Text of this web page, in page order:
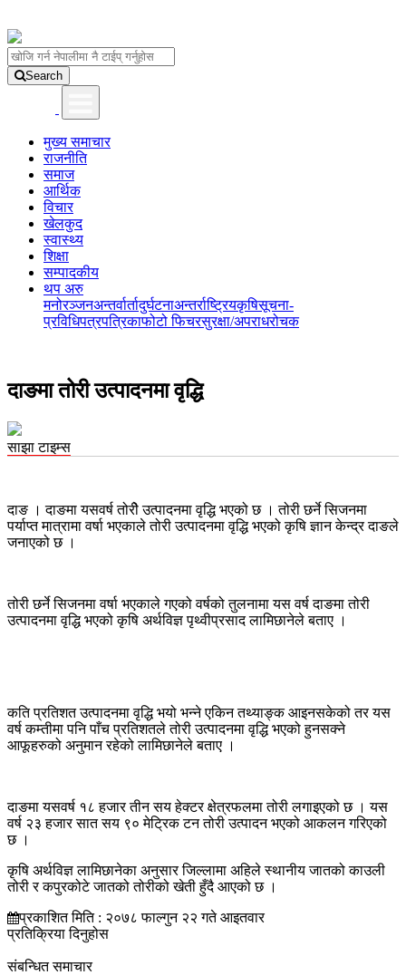
Search
मुख्य समाचार
राजनीति
समाज
आर्थिक
विचार
खेलकुद
स्वास्थ्य
शिक्षा
सम्पादकीय
थप अरु
मनोरञ्जनअन्तर्वार्तादुर्घटनाअन्तर्राष्ट्रियकृषिसूचना-
प्रविधिपत्रपत्रिकाफोटो फिचरसुरक्षा/अपराधरोचक
दाङमा तोरी उत्पादनमा वृद्धि
साझा टाइम्स
दाङ । दाङमा यसवर्ष तोरीे उत्पादनमा वृद्धि भएको छ । तोरी छर्ने सिजनमा
पर्याप्त मात्रामा वर्षा भएकाले तोरी उत्पादनमा वृद्धि भएको कृषि ज्ञान केन्द्र दाङले
जनाएको छ ।
तोरी छर्ने सिजनमा वर्षा भएकाले गएको वर्षको तुलनामा यस वर्ष दाङमा तोरी
उत्पादनमा वृद्धि भएको कृषि अर्थविज्ञ पृथ्वीप्रसाद लामिछानेले बताए ।
कति प्रतिशत उत्पादनमा वृद्धि भयो भन्ने एकिन तथ्याङ्क आइनसकेको तर यस
वर्ष कम्तीमा पनि पाँच प्रतिशतले तोरी उत्पादनमा वृद्धि भएको हुनसक्ने
आफूहरुको अनुमान रहेको लामिछानेले बताए ।
दाङमा यसवर्ष १८ हजार तीन सय हेक्टर क्षेत्रफलमा तोरी लगाइएको छ । यस
वर्ष २३ हजार सात सय ९० मेट्रिक टन तोरी उत्पादन भएको आकलन गरिएको
छ ।
कृषि अर्थविज्ञ लामिछानेका अनुसार जिल्लामा अहिले स्थानीय जातको काउली
तोरी र कपुरकोटे जातको तोरीको खेती हुँदै आएको छ ।
प्रकाशित मिति : २०७८ फाल्गुन २२ गते आइतवार
प्रतिक्रिया दिनुहोस
संबन्धित समाचार